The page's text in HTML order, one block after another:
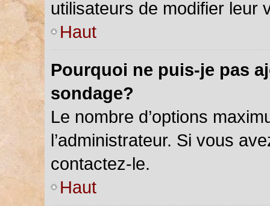
utilisateurs de modifier leur
Haut
Pourquoi ne puis-je pas
sondage?
Le nombre d’options
l’administrateur. Si vous
contactez-le.
Haut